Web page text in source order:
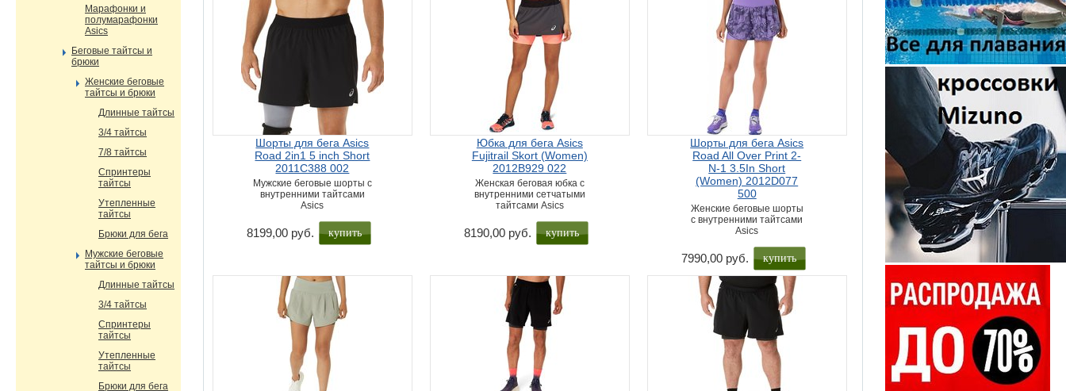
Шорты для бега Asics
Road 2in1 5 inch Short
2011C388 002
Мужские беговые шорты с
внутренними тайтсами
Asics
8199,00 руб. купить
Юбка для бега Asics
Fujitrail Skort (Women)
2012B929 022
Женская беговая юбка с
внутренними сетчатыми
тайтсами Asics
8190,00 руб. купить
Шорты для бега Asics
Road All Over Print 2-
N-1 3.5In Short
(Women) 2012D077
500
Женские беговые шорты
с внутренними тайтсами
Asics
7990,00 руб. купить
Марафонки и
полумарафонки
Asics
Беговые тайтсы и
брюки
Женские беговые
тайтсы и брюки
Длинные тайтсы
3/4 тайтсы
7/8 тайтсы
Спринтеры
тайтсы
Утепленные
тайтсы
Брюки для бега
Мужские беговые
тайтсы и брюки
Длинные тайтсы
3/4 тайтсы
Спринтеры
тайтсы
Утепленные
тайтсы
Брюки для бега